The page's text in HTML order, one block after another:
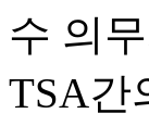
수 의
TSA간